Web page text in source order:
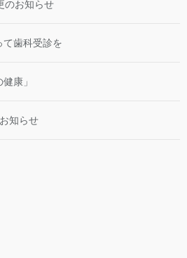
のお知らせ
て歯科受診を
康」
知らせ